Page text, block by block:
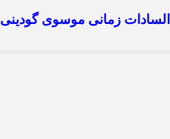
زمانی موسوی گودینی